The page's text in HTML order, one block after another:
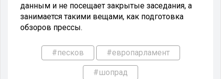
данным и не посещает закрытые заседания, а
занимается такими вещами, как подготовка
обзоров прессы.
#песков #европарламент
#шопрад